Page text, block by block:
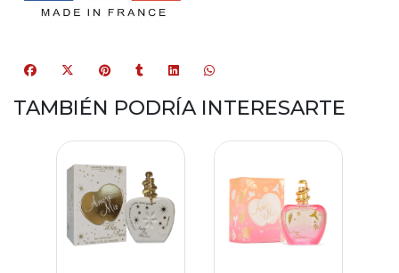
TAMBIÉN PODRÍA INTERESARTE